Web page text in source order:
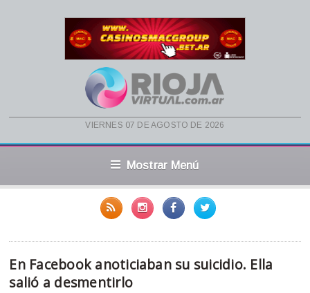
viernes 07 de agosto de 2026
Mostrar Menú
En Facebook anoticiaban su suicidio. Ella
salió a desmentirlo